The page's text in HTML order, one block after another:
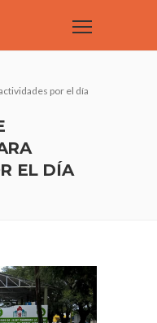
por el día
EL DÍA